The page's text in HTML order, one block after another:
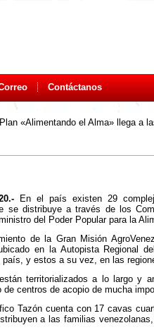
Contáctanos
Plan «Alimentando el Alma» llega a
En el país existen 29
se distribuye a través de los
del Poder Popular para la
de la Gran Misión
en la Autopista Regional
y estos a su vez, en las
territorializados a lo largo y
centros de acopio de mucha
Tazón cuenta con 17 cavas
a las familias